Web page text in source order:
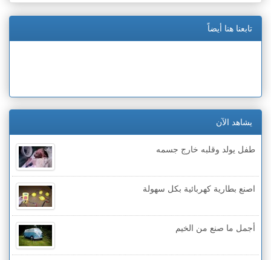
تابعنا هنا أيضاً
يشاهد الآن
طفل يولد وقلبه خارج جسمه
اصنع بطارية كهربائية بكل سهولة
أجمل ما صنع من الخيم